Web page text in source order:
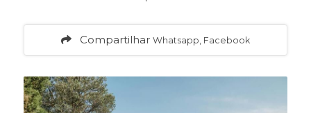
Compartilhar Whatsapp, Facebook